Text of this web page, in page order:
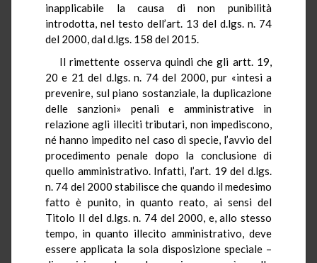
inapplicabile la causa di non punibilità
introdotta, nel testo dell’art. 13 del d.lgs. n. 74
del 2000, dal d.lgs. 158 del 2015.
Il rimettente osserva quindi che gli artt. 19,
20 e 21 del d.lgs. n. 74 del 2000, pur «intesi a
prevenire, sul piano sostanziale, la duplicazione
delle sanzioni» penali e amministrative in
relazione agli illeciti tributari, non impediscono,
né hanno impedito nel caso di specie, l’avvio del
procedimento penale dopo la conclusione di
quello amministrativo. Infatti, l’art. 19 del d.lgs.
n. 74 del 2000 stabilisce che quando il medesimo
fatto è punito, in quanto reato, ai sensi del
Titolo II del d.lgs. n. 74 del 2000, e, allo stesso
tempo, in quanto illecito amministrativo, deve
essere applicata la sola disposizione speciale –